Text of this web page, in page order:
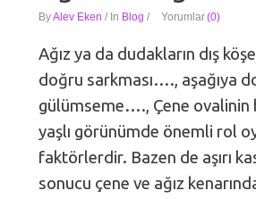
ByAlev Eken / In Blog / Yorumlar(0)
Ağız ya da dudakların dış
doğru sarkması…., aşağıya
gülümseme…., Çene ovalinin
yaşlı görünümde önemli rol
faktörlerdir. Bazen de aşırı
sonucu çene ve ağız